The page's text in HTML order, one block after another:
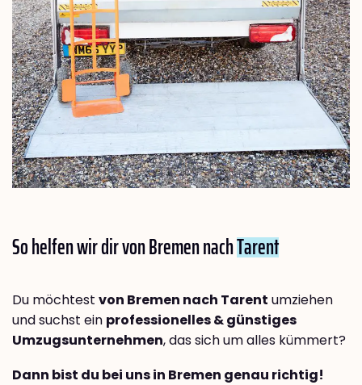
So helfen wir dir von Bremen nachTarent
Du möchtest von Bremen nach Tarent umziehen
und suchst ein professionelles & günstiges
Umzugsunternehmen, das sich um alles kümmert?
Dann bist du bei uns in Bremen genau richtig!